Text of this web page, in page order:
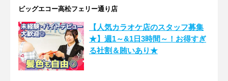
ビッグエコー高松フェリー通り店
【人気カラオケ店のスタッフ募集
★】週1～&1日3時間～！お得すぎ
る社割＆賄いあり★